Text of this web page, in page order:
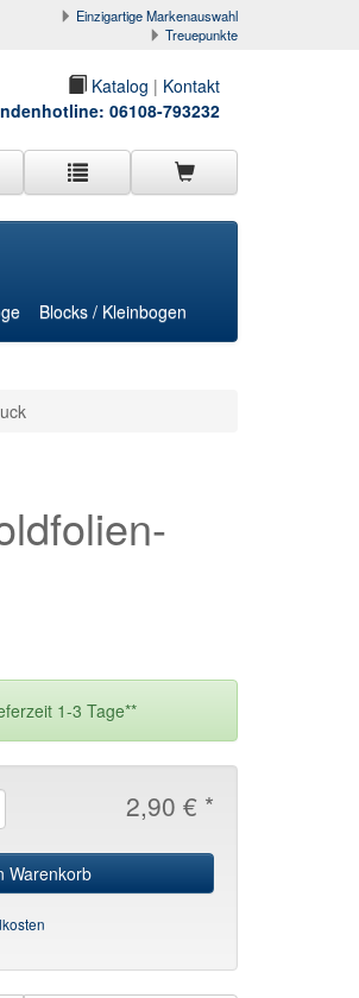
Einzigartige Markenauswahl
Treuepunkte
Katalog | Kontakt
06108-793232
Blocks / Kleinbogen
1-3 Tage**
2,90 € *
Warenkorb